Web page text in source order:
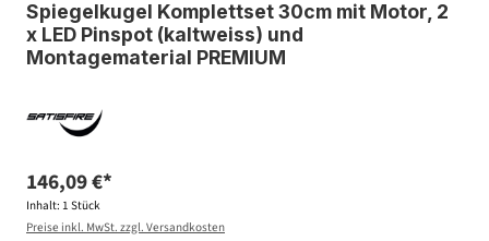
Spiegelkugel Komplettset 30cm mit Motor, 2
x LED Pinspot (kaltweiss) und
Montagematerial PREMIUM
146,09 €*
Inhalt: 1 Stück
Preise inkl. MwSt. zzgl. Versandkosten